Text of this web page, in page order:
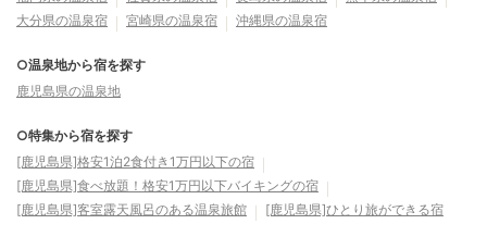
大分県の温泉宿
宮崎県の温泉宿 沖縄県の温泉宿
○温泉地から宿を探す
鹿児島県の温泉地
○特集から宿を探す
[鹿児島県]格安1泊2食付き1万円以下の宿
[鹿児島県]食べ放題！格安1万円以下バイキングの宿
[鹿児島県]客室露天風呂のある温泉旅館
[鹿児島県]ひとり旅ができる宿